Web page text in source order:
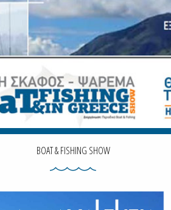
BOAT & FISHING SHOW